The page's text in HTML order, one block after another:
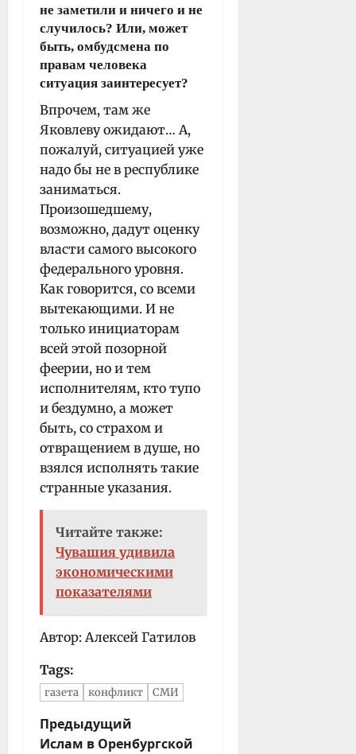
не заметили и ничего и не
случилось? Или, может
быть, омбудсмена по
правам человека
ситуация заинтересует?
Впрочем, там же
Яковлеву ожидают… А,
пожалуй, ситуацией уже
надо бы не в республике
заниматься.
Произошедшему,
возможно, дадут оценку
власти самого высокого
федерального уровня.
Как говорится, со всеми
вытекающими. И не
только инициаторам
всей этой позорной
феерии, но и тем
исполнителям, кто тупо
и бездумно, а может
быть, со страхом и
отвращением в душе, но
взялся исполнять такие
странные указания.
Читайте также:
Чувашия удивила
экономическими
показателями
Автор: Алексей Гатилов
Tags:
газета конфликт СМИ
Н
а
Предыдущий
Ислам в Оренбургской